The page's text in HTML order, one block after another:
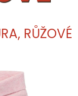
RŮŽOVÉ